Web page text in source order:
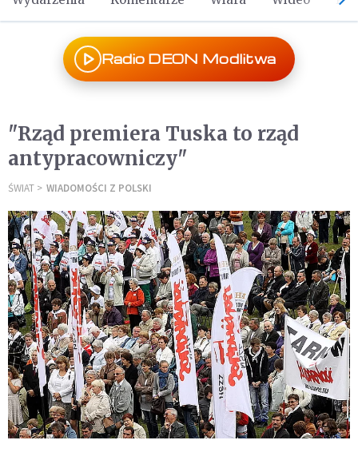
Radio DEON Modlitwa
"Rząd premiera Tuska to rząd
antypracowniczy"
ŚWIAT WIADOMOŚCI Z POLSKI